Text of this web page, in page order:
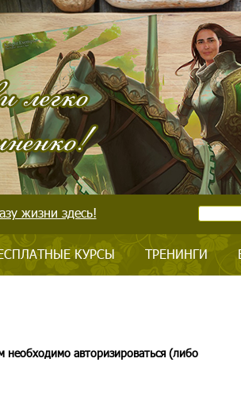
жизни здесь!
КУРСЫ ТРЕНИНГИ
авторизироваться (либо